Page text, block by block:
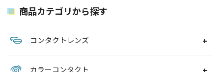
商品カテゴリから探す
コンタクトレンズ
カラーコンタクト